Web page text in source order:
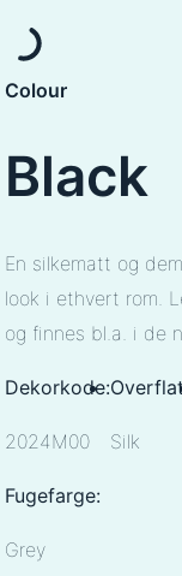
Colour
Black
En silkematt og
look i ethvert rom.
og finnes bl.a. i de
Dekorkode:
2024M00 Silk
Fugefarge:
Grey